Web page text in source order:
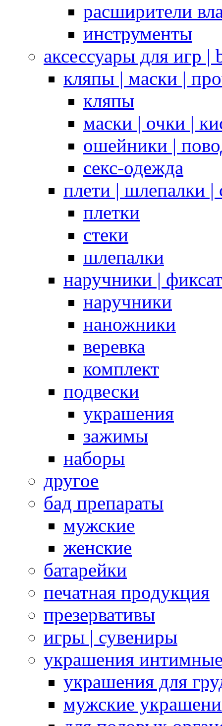
расширители
инструменты
аксессуары для игр |
кляпы | маски |
кляпы
маски | очки |
ошейники |
секс-одежда
плети | шлепалки |
плетки
стеки
шлепалки
наручники |
наручники
наножники
веревка
комплект
подвески
украшения
зажимы
наборы
другое
бад препараты
мужские
женские
батарейки
печатная продукция
презервативы
игры | сувениры
украшения
украшения для
мужские